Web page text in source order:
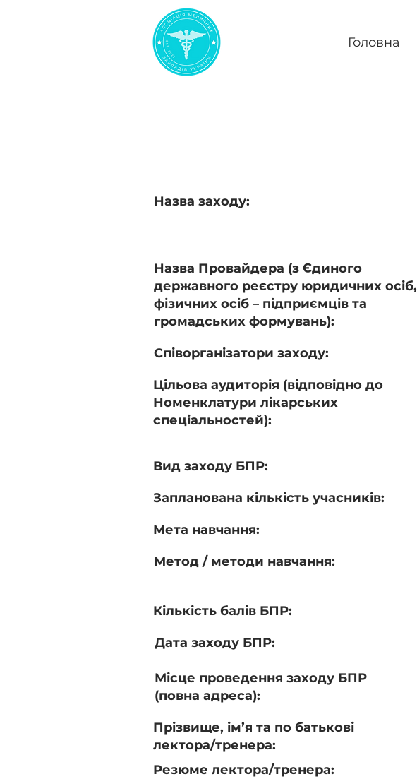
Головна
Назва заходу:
Назва Провайдера (з Єдиного
державного реєстру юридичних осіб,
фізичних осіб – підприємців та
громадських формувань):
Співорганізатори заходу:
Цільова аудиторія (відповідно до
Номенклатури лікарських
спеціальностей):
Вид заходу БПР:
Запланована кількість учасників:
Мета навчання:
Метод / методи навчання:
Кількість балів БПР:
Дата заходу БПР:
Місце проведення заходу БПР
(повна адреса):
Прізвище, ім’я та по батькові
лектора/тренера:
Резюме лектора/тренера: